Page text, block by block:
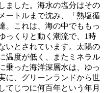
ました。海水の塩分はその
ートルまで沈み、「熱塩循
。これは、海の中でももっ
っくりと動く潮流で、1時
いとされています。太陽の
温度が低く、またミネラル
乗った海洋深層水は、ゆっ
に、グリーンランドから世
てじつに何百年という年月